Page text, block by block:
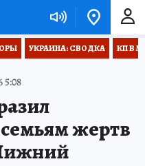
УКРАИНА: СВОДКА КП В
5:08
жертв